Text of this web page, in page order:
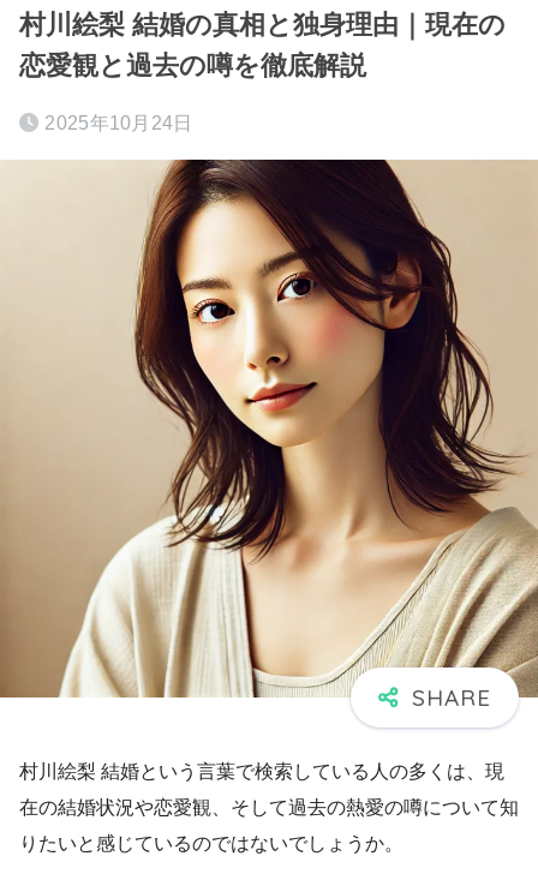
村川絵梨 結婚の真相と独身理由｜現在の
恋愛観と過去の噂を徹底解説
2025年10月24日
村川絵梨 結婚という言葉で検索している人の多くは、現
在の結婚状況や恋愛観、そして過去の熱愛の噂について知
りたいと感じているのではないでしょうか。